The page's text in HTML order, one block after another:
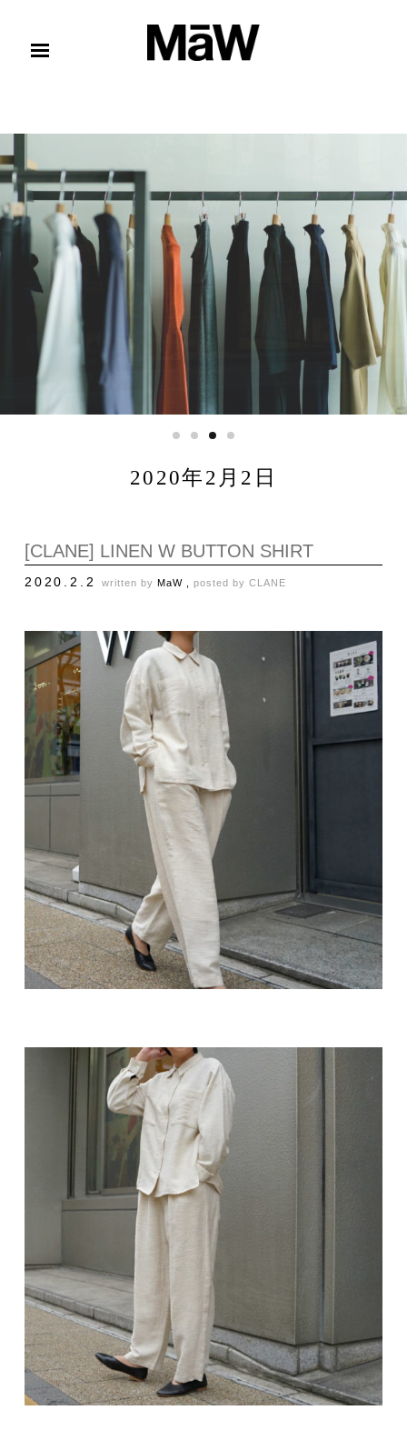
2020年2月2日
[CLANE] LINEN W BUTTON SHIRT
2020.2.2written byMaW ,posted byCLANE